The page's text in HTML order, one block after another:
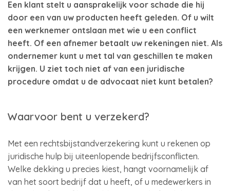
Een klant stelt u aansprakelijk voor schade die hij
door een van uw producten heeft geleden. Of u wilt
een werknemer ontslaan met wie u een conflict
heeft. Of een afnemer betaalt uw rekeningen niet. Als
ondernemer kunt u met tal van geschillen te maken
krijgen. U ziet toch niet af van een juridische
procedure omdat u de advocaat niet kunt betalen?
Waarvoor bent u verzekerd?
Met een rechtsbijstandverzekering kunt u rekenen op
juridische hulp bij uiteenlopende bedrijfsconflicten.
Welke dekking u precies kiest, hangt voornamelijk af
van het soort bedrijf dat u heeft, of u medewerkers in